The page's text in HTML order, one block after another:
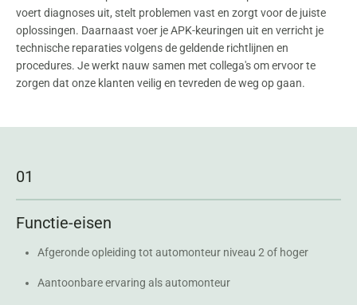
voert diagnoses uit, stelt problemen vast en zorgt voor de juiste
oplossingen. Daarnaast voer je APK-keuringen uit en verricht je
technische reparaties volgens de geldende richtlijnen en
procedures. Je werkt nauw samen met collega's om ervoor te
zorgen dat onze klanten veilig en tevreden de weg op gaan.
01
Functie-eisen
Afgeronde opleiding tot automonteur niveau 2 of hoger
Aantoonbare ervaring als automonteur